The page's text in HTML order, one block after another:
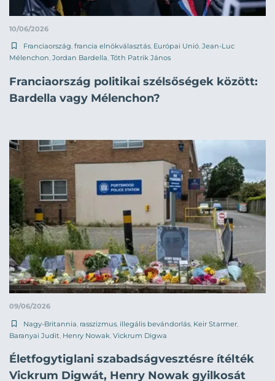
10/06/2026
Franciaország, francia elnökválasztás, Európai Unió, Jean-Luc
Mélenchon, Jordan Bardella, Tóth Patrik János
Franciaország politikai szélsőségek között:
Bardella vagy Mélenchon?
09/06/2026
Nagy-Britannia rasszizmus illegális bevándorlás Keir Starmer
Baranyai Judit Henry Nowak Vickrum Digwa
Életfogytiglani szabadságvesztésre ítélték
Vickrum Digwát, Henry Nowak gyilkosát